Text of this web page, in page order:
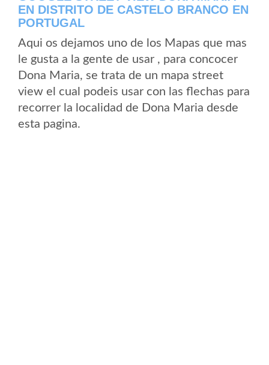
EN DISTRITO DE CASTELO BRANCO EN
PORTUGAL
Aqui os dejamos uno de los Mapas que mas
le gusta a la gente de usar , para concocer
Dona Maria, se trata de un mapa street
view el cual podeis usar con las flechas para
recorrer la localidad de Dona Maria desde
esta pagina.